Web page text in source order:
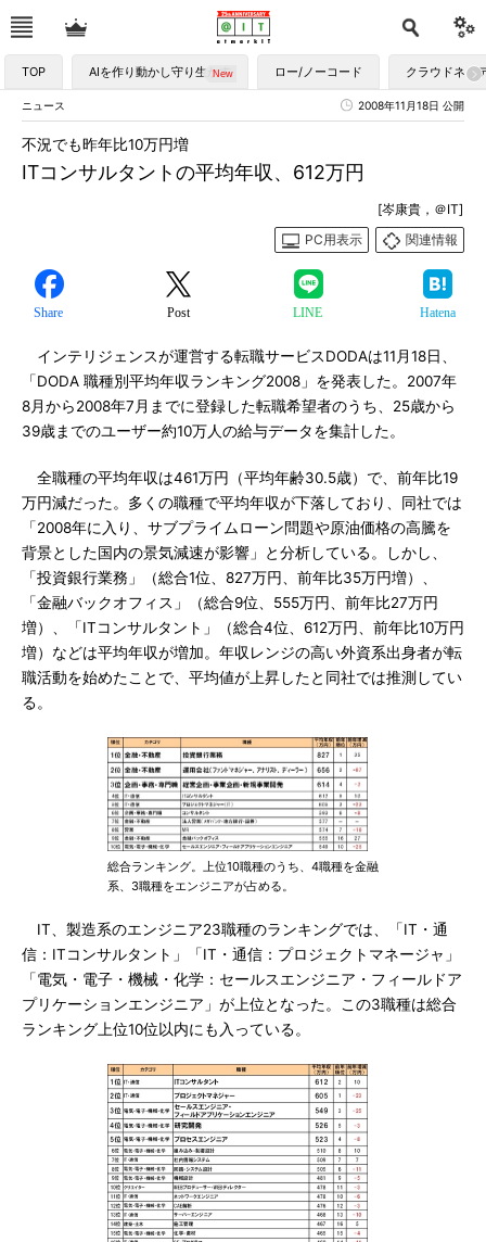
TOP AIを作り動かし守り生かす ロー/ノーコード クラウドネイ
ニュース 2008年11月18日 公開
ITコンサルタントの平均年収、612万円
不況でも昨年比10万円増
[岑康貴，＠IT]
PC用表示
関連情報
Share Post LINE Hatena
インテリジェンスが運営する転職サービスDODAは11月18日、
「DODA 職種別平均年収ランキング2008」を発表した。2007年
8月から2008年7月までに登録した転職希望者のうち、25歳から
39歳までのユーザー約10万人の給与データを集計した。
全職種の平均年収は461万円（平均年齢30.5歳）で、前年比19
万円減だった。多くの職種で平均年収が下落しており、同社では
「2008年に入り、サブプライムローン問題や原油価格の高騰を
背景とした国内の景気減速が影響」と分析している。しかし、
「投資銀行業務」（総合1位、827万円、前年比35万円増）、
「金融バックオフィス」（総合9位、555万円、前年比27万円
増）、「ITコンサルタント」（総合4位、612万円、前年比10万円
増）などは平均年収が増加。年収レンジの高い外資系出身者が転
職活動を始めたことで、平均値が上昇したと同社では推測してい
る。
総合ランキング。上位10職種のうち、4職種を金融
系、3職種をエンジニアが占める。
IT、製造系のエンジニア23職種のランキングでは、「IT・通
信：ITコンサルタント」「IT・通信：プロジェクトマネージャ」
「電気・電子・機械・化学：セールスエンジニア・フィールドア
プリケーションエンジニア」が上位となった。この3職種は総合
ランキング上位10位以内にも入っている。